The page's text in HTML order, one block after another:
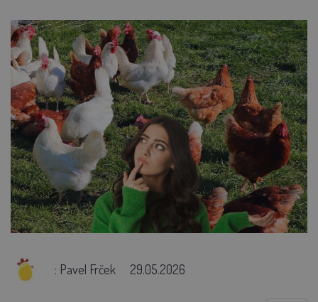
: Pavel Frček 29.05.2026